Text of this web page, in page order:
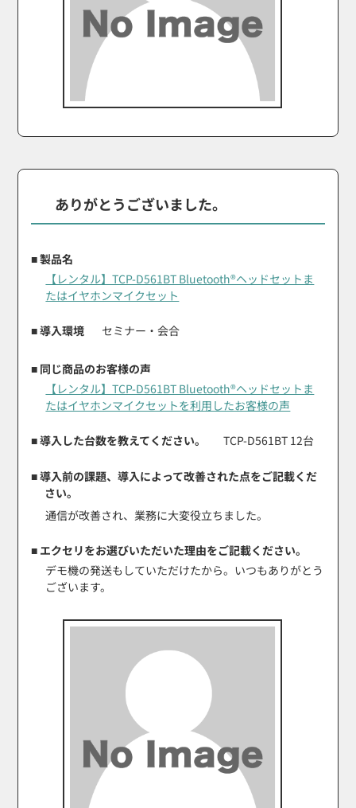
ありがとうございました。
■ 製品名
【レンタル】TCP-D561BT Bluetooth®ヘッドセットま
たはイヤホンマイクセット
■ 導入環境 セミナー・会合
■ 同じ商品のお客様の声
【レンタル】TCP-D561BT Bluetooth®ヘッドセットま
たはイヤホンマイクセットを利用したお客様の声
■ 導入した台数を教えてください。 TCP-D561BT 12台
■ 導入前の課題、導入によって改善された点をご記載くだ
さい。
通信が改善され、業務に大変役立ちました。
■ エクセリをお選びいただいた理由をご記載ください。
デモ機の発送もしていただけたから。いつもありがとう
ございます。